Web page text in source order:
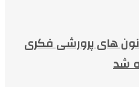
های پرورشی فکری
شد